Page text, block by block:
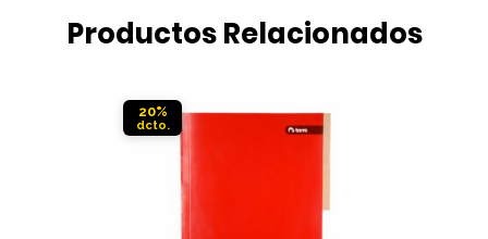
Productos Relacionados
20%